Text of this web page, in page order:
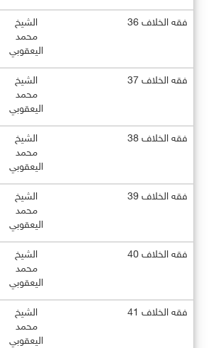
فقه الخلاف 36
الشيخ
محمد
اليعقوبي
فقه الخلاف 37
الشيخ
محمد
اليعقوبي
فقه الخلاف 38
الشيخ
محمد
اليعقوبي
فقه الخلاف 39
الشيخ
محمد
اليعقوبي
فقه الخلاف 40
الشيخ
محمد
اليعقوبي
فقه الخلاف 41
الشيخ
محمد
اليعقوبي